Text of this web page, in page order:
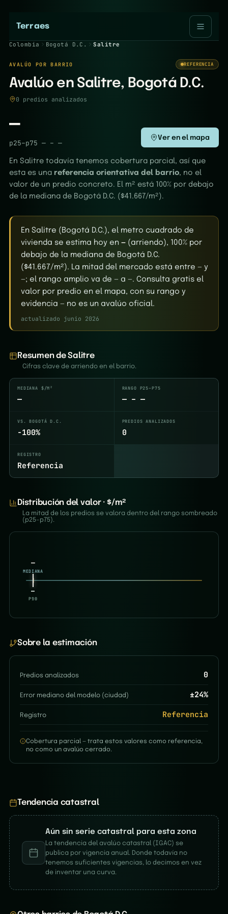
Terraes
Colombia Bogotá D.C. Salitre
AVALÚO POR BARRIO REFERENCIA
Avalúo en Salitre, Bogotá D.C.
0 predios analizados
—
p25–p75 — – —
Ver en el mapa
En Salitre todavía tenemos cobertura parcial, así que
esta es una referencia orientativa del barrio, no el
valor de un predio concreto. El m² está 100% por debajo
de la mediana de Bogotá D.C. ($41.667/m²).
En Salitre (Bogotá D.C.), el metro cuadrado de
vivienda se estima hoy en — (arriendo), 100% por
debajo de la mediana de Bogotá D.C.
($41.667/m²). La mitad del mercado está entre — y
—; el rango amplio va de — a —. Consulta gratis el
valor por predio en el mapa, con su rango y
evidencia — no es un avalúo oficial.
actualizado junio 2026
Resumen de Salitre
Cifras clave de arriendo en el barrio.
MEDIANA $/M²
—
RANGO P25–P75
— – —
VS. BOGOTÁ D.C.
-100%
PREDIOS ANALIZADOS
0
REGISTRO
Referencia
Distribución del valor · $/m²
La mitad de los predios se valora dentro del rango sombreado
(p25–p75).
—
P10
—
MEDIANA
—
P90
Sobre la estimación
Predios analizados 0
Error mediano del modelo (ciudad) ±24%
Registro Referencia
Cobertura parcial — trata estos valores como referencia,
no como un avalúo cerrado.
Tendencia catastral
Aún sin serie catastral para esta zona
La tendencia del avalúo catastral (IGAC) se
publica por vigencia anual. Donde todavía no
tenemos suficientes vigencias, lo decimos en vez
de inventar una curva.